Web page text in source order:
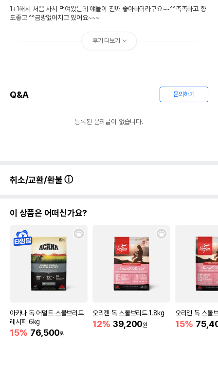
1+1해서 처음 사서 먹여봤는데 얘들이 진짜 좋아하더라구요~~^^촉촉하고 향
도좋고 ^^금방없어지고 있어요~~~
후기 더보기
Q&A 문의하기
등록된 문의글이 없습니다.
취소/교환/환불
이 상품은 어떠신가요?
아카나 독 어덜트 스몰브리드
레시피 6kg
15% 76,500원
오리젠 독 스몰브리드 1.8kg
12% 39,200원
오리젠 독 스몰
15%